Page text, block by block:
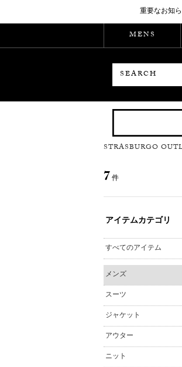
重要なお知
MENS
STRASBURGO
7件
アイテムカテゴリ
すべてのアイテム
メンズ
スーツ
ジャケット
アウター
ニット